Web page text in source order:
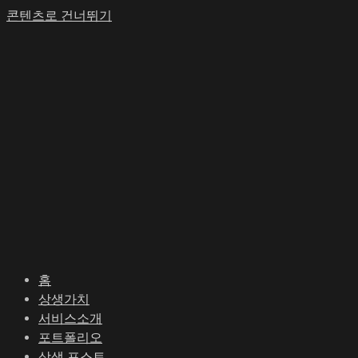
콘텐츠로 건너뛰기
홈
상생가치
서비스소개
포트폴리오